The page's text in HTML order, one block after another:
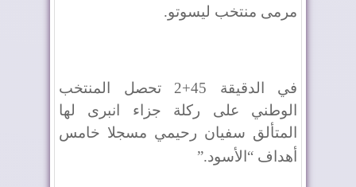
مرمى منتخب ليسوتو.
في الدقيقة 45+2 تحصل المنتخب
الوطني على ركلة جزاء انبرى لها
المتألق سفيان رحيمي مسجلا خامس
أهداف “الأسود”.